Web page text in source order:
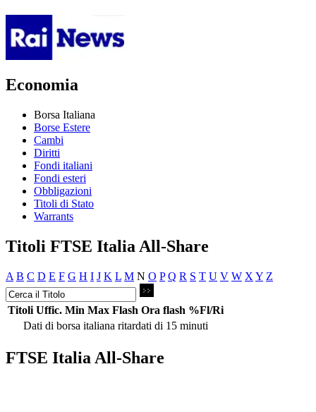
Economia
Borsa Italiana
Borse Estere
Cambi
Diritti
Fondi italiani
Fondi esteri
Obbligazioni
Titoli di Stato
Warrants
Titoli FTSE Italia All-Share
A B C D E F G H I J K L M N O P Q R S T U V W X Y Z
Titoli Uffic. Min Max Flash Ora flash %Fl/Ri
Dati di borsa italiana ritardati di 15 minuti
FTSE Italia All-Share